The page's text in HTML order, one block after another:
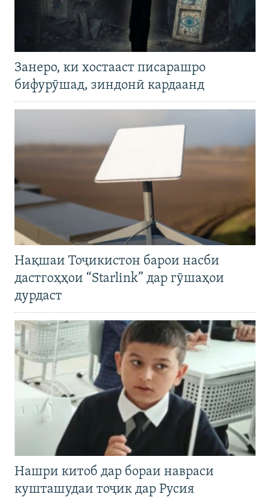
Занеро, ки хостааст писарашро
бифурӯшад, зиндонӣ кардаанд
Нақшаи Тоҷикистон барои насби
дастгоҳҳои “Starlink” дар гӯшаҳои
дурдаст
Нашри китоб дар бораи навраси
кушташудаи тоҷик дар Русия